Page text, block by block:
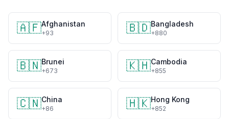
🇦🇫Afghanistan
+93 🇧🇩Bangladesh
+880
🇧🇳Brunei
+673 🇰🇭Cambodia
+855
🇨🇳China
+86 🇭🇰Hong Kong
+852